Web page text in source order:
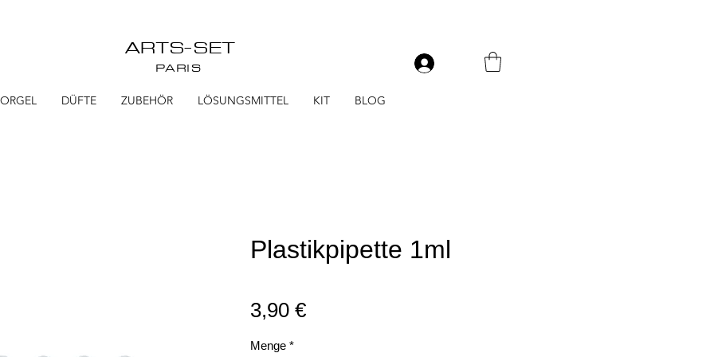
ARTS-SET
PARIS
DÜFTE ZUBEHÖR LÖSUNGSMITTEL KIT BLOG
Plastikpipette 1ml
3,90 €Preis
Menge *